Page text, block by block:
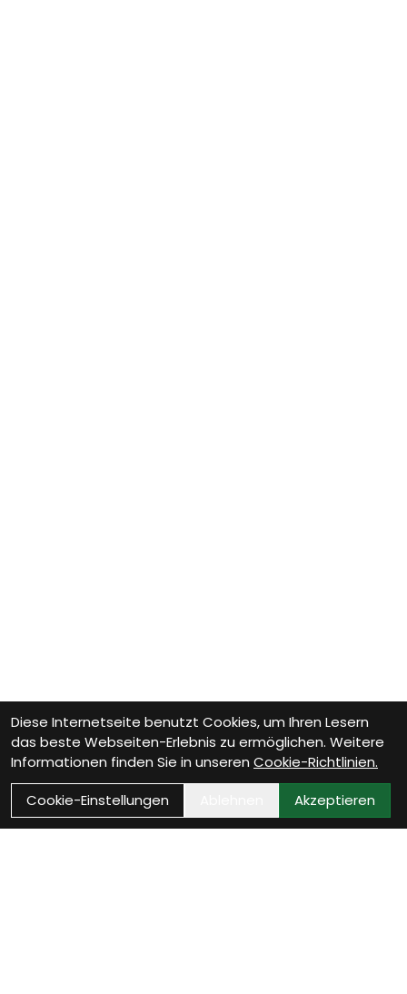
Diese Internetseite benutzt Cookies, um Ihren Lesern
das beste Webseiten-Erlebnis zu ermöglichen. Weitere
Informationen finden Sie in unseren Cookie-Richtlinien.
Cookie-Einstellungen
Akzeptieren